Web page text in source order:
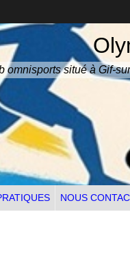
omnisports situé à Gif-
NOUS